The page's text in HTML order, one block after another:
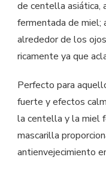
de centella asiática,
fermentada de miel;
alrededor de los
ricamente ya que
Perfecto para
fuerte y efectos
la centella y la miel
mascarilla
antienvejecimiento